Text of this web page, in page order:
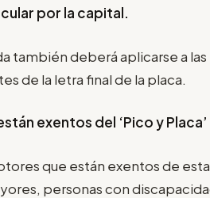
por la capital.
también deberá aplicarse a
de la letra final de la placa.
exentos del ‘Pico y
que están exentos de
personas con